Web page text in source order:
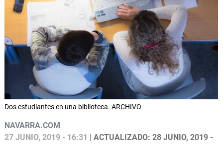
Dos estudiantes en una biblioteca. ARCHIVO
NAVARRA.COM
27 JUNIO, 2019 - 16:31
| ACTUALIZADO: 28 JUNIO, 2019 -